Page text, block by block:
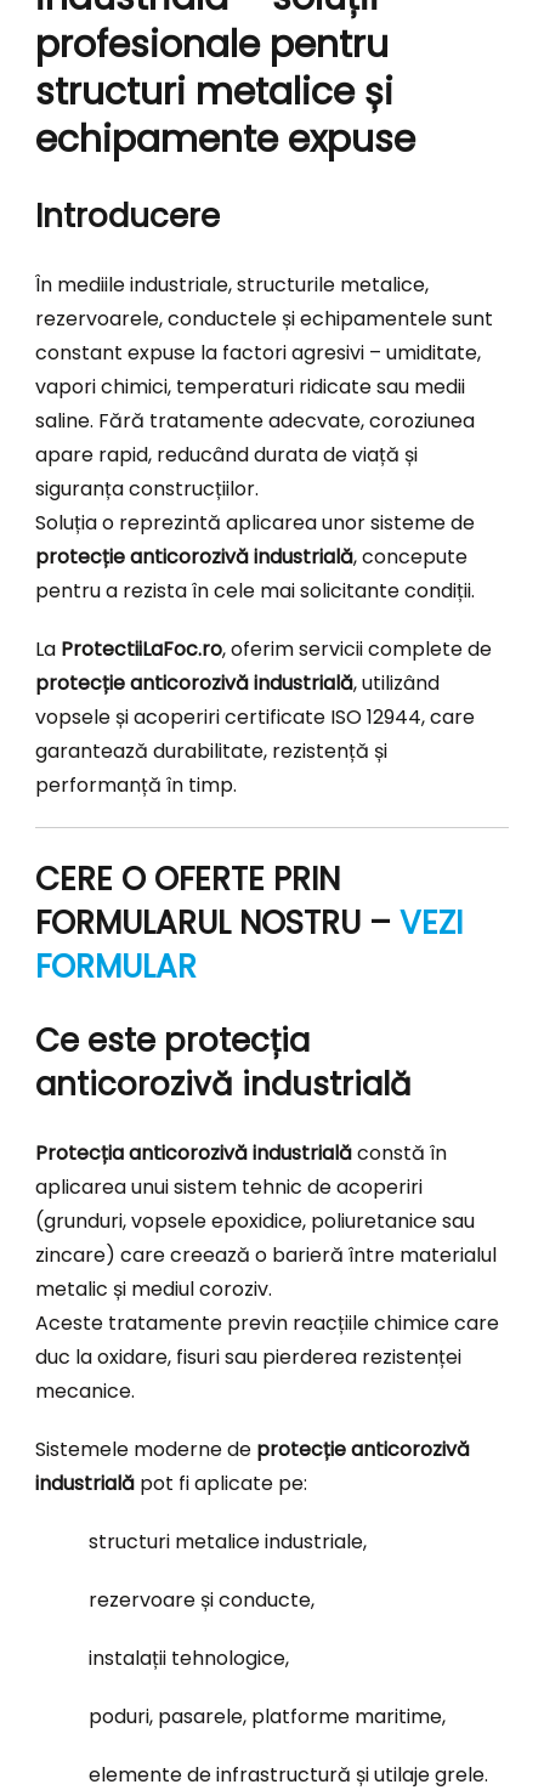
profesionale pentru
structuri metalice și
echipamente expuse
Introducere
În mediile industriale, structurile metalice,
rezervoarele, conductele și echipamentele sunt
constant expuse la factori agresivi – umiditate,
vapori chimici, temperaturi ridicate sau medii
saline. Fără tratamente adecvate, coroziunea
apare rapid, reducând durata de viață și
siguranța construcțiilor.
Soluția o reprezintă aplicarea unor sisteme de
protecție anticorozivă industrială, concepute
pentru a rezista în cele mai solicitante condiții.
La ProtectiiLaFoc.ro, oferim servicii complete de
protecție anticorozivă industrială, utilizând
vopsele și acoperiri certificate ISO 12944, care
garantează durabilitate, rezistență și
performanță în timp.
CERE O OFERTE PRIN
FORMULARUL NOSTRU – VEZI
FORMULAR
Ce este protecția
anticorozivă industrială
Protecția anticorozivă industrialăconstă în
aplicarea unui sistem tehnic de acoperiri
(grunduri, vopsele epoxidice, poliuretanice sau
zincare) care creează o barieră între materialul
metalic și mediul coroziv.
Aceste tratamente previn reacțiile chimice care
duc la oxidare, fisuri sau pierderea rezistenței
mecanice.
Sistemele moderne de protecție anticorozivă
industrială pot fi aplicate pe:
structuri metalice industriale,
rezervoare și conducte,
instalații tehnologice,
poduri, pasarele, platforme maritime,
elemente de infrastructură și utilaje grele.